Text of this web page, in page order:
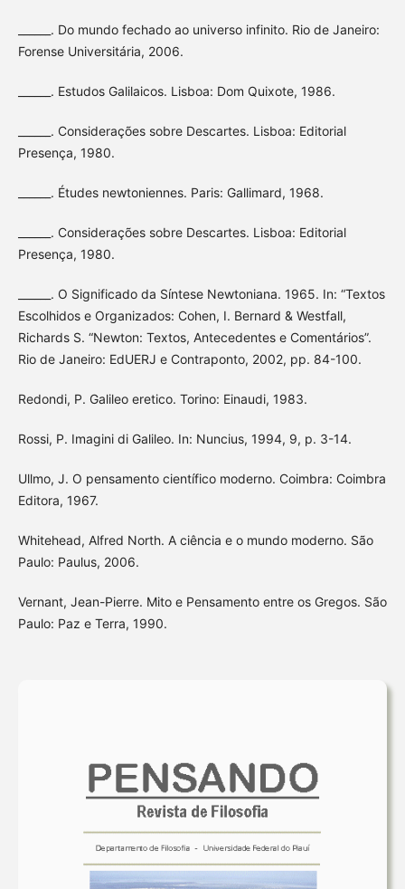
______. Do mundo fechado ao universo infinito. Rio de Janeiro:
Forense Universitária, 2006.
______. Estudos Galilaicos. Lisboa: Dom Quixote, 1986.
______. Considerações sobre Descartes. Lisboa: Editorial
Presença, 1980.
______. Études newtoniennes. Paris: Gallimard, 1968.
______. Considerações sobre Descartes. Lisboa: Editorial
Presença, 1980.
______. O Significado da Síntese Newtoniana. 1965. In: “Textos
Escolhidos e Organizados: Cohen, I. Bernard & Westfall,
Richards S. “Newton: Textos, Antecedentes e Comentários”.
Rio de Janeiro: EdUERJ e Contraponto, 2002, pp. 84-100.
Redondi, P. Galileo eretico. Torino: Einaudi, 1983.
Rossi, P. Imagini di Galileo. In: Nuncius, 1994, 9, p. 3-14.
Ullmo, J. O pensamento científico moderno. Coimbra: Coimbra
Editora, 1967.
Whitehead, Alfred North. A ciência e o mundo moderno. São
Paulo: Paulus, 2006.
Vernant, Jean-Pierre. Mito e Pensamento entre os Gregos. São
Paulo: Paz e Terra, 1990.